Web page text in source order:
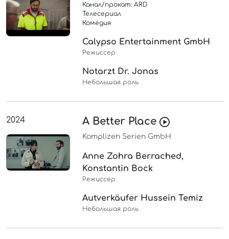
Канал/прокат: ARD
Телесериал
Комедия
Calypso Entertainment GmbH
Режиссер
Notarzt Dr. Jonas
Небольшая роль
2024 A Better Place
Komplizen Serien GmbH
Anne Zohra Berrached,
Konstantin Bock
Режиссер
Autverkäufer Hussein Temiz
Небольшая роль